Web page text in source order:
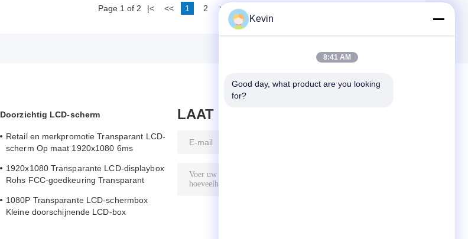
Page 1 of 2 |< << 1 2 >> >|
Doorzichtig LCD-scherm
Retail en merkpromotie Transparant LCD-
scherm Op maat 1920x1080 6ms
1920x1080 Transparante LCD-displaybox
Rohs FCC-goedkeuring Transparant
1080P Transparante LCD-schermbox
Kleine doorschijnende LCD-box
LAAT BERICHT ACHTER
Kevin
8:41 AM
Good day, what product are you looking
for?